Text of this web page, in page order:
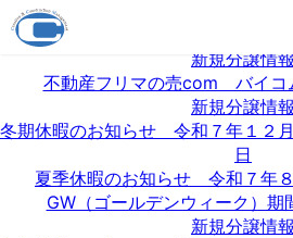
夏季休暇のお知らせ 令和８年８月
新規分譲情報
不動産フリマの売com バイコ
新規分譲情報
冬期休暇のお知らせ 令和７年１２
日
夏季休暇のお知らせ 令和７年
GW（ゴールデンウィーク）期
新規分譲情報